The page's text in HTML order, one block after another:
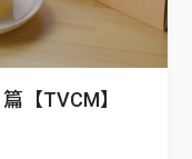
【TVCM】